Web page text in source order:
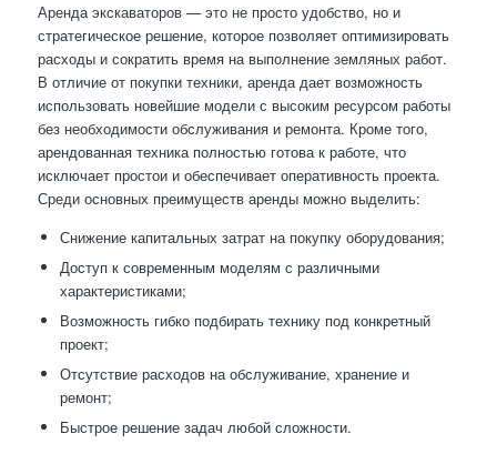
Аренда экскаваторов — это не просто удобство, но и
стратегическое решение, которое позволяет оптимизировать
расходы и сократить время на выполнение земляных работ.
В отличие от покупки техники, аренда дает возможность
использовать новейшие модели с высоким ресурсом работы
без необходимости обслуживания и ремонта. Кроме того,
арендованная техника полностью готова к работе, что
исключает простои и обеспечивает оперативность проекта.
Среди основных преимуществ аренды можно выделить:
Снижение капитальных затрат на покупку оборудования;
Доступ к современным моделям с различными
характеристиками;
Возможность гибко подбирать технику под конкретный
проект;
Отсутствие расходов на обслуживание, хранение и
ремонт;
Быстрое решение задач любой сложности.